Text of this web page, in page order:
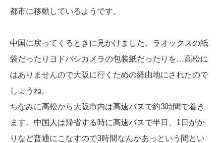
都市に移動しているようです。
中国に戻ってくるときに見かけました、ラオックスの紙
袋だったりヨドバシカメラの包装紙だったりを…高松に
はありませんので大阪に行くための経由地にされたので
しょうね。
ちなみに高松から大阪市内は高速バスで約3時間で着き
ます。中国人は帰省する時に高速バスで半日、1日がか
りなど普通にこなすので3時間なんかあっという間とい